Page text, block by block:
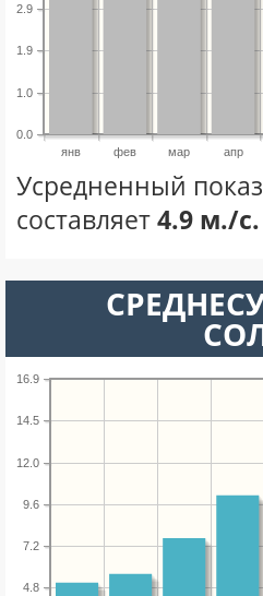
янв фев мар апр
0.0
1.0
1.9
2.9
Усредненный
составляет4.9 м./с.
4.8
7.2
9.6
12.0
14.5
16.9